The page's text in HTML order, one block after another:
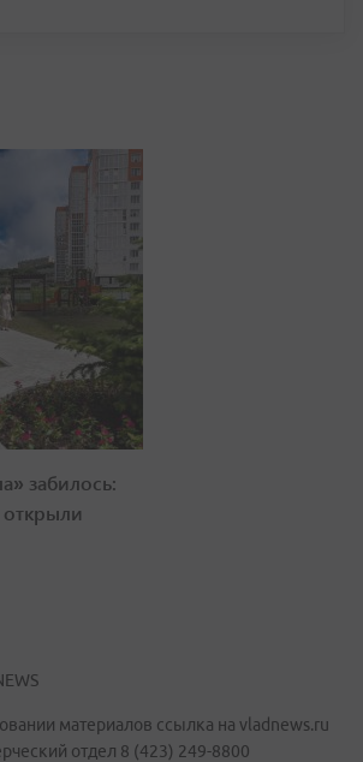
забилось:
материалов ссылка на vladnews.ru
отдел 8 (423) 249-8800